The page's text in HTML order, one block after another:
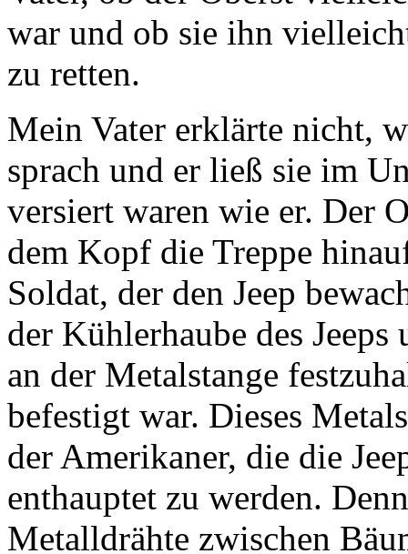
war und ob sie ihn
zu retten.
Mein Vater erklärte nicht,
sprach und er ließ sie im
versiert waren wie er. Der
dem Kopf die Treppe
Soldat, der den Jeep
der Kühlerhaube des
an der Metalstange
befestigt war. Dieses
der Amerikaner, die die
enthauptet zu werden.
Metalldrähte zwischen